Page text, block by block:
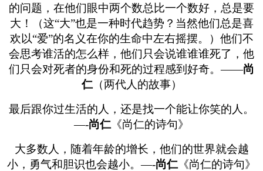
的问题，在他们眼中两个数总比一个数好，总是要
大！（这“大”也是一种时代趋势？当然他们总是喜
欢以“爱”的名义在你的生命中左右摇摆。）他们不
会思考谁活的怎么样，他们只会说谁谁谁死了，他
们只会对死者的身份和死的过程感到好奇。——尚
仁（两代人的故事）
最后跟你过生活的人，还是找一个能让你笑的人。
—-尚仁 《尚仁的诗句》
大多数人，随着年龄的增长，他们的世界就会越
小，勇气和胆识也会越小。—-尚仁 《尚仁的诗句》